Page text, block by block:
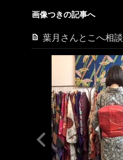
画像つきの記事へ
葉月さんとこへ相談